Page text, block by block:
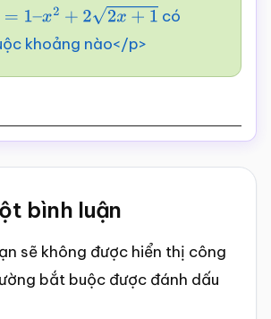
1– x2+22x+1
có
khoảng nào</p>
bình luận
sẽ không được hiển thị công
bắt buộc được đánh dấu